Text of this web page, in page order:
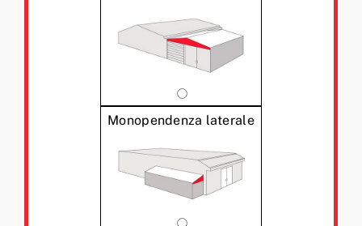
Monopendenza laterale